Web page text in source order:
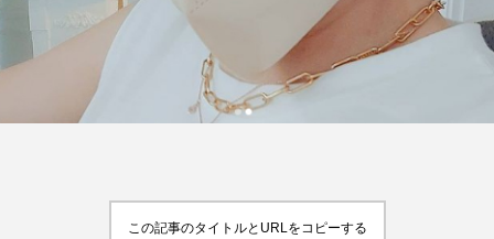
B2B ChatGPT
Instagram SaaS SNS
TikTok アスタキサンチン
アンチエイジング アンチソリチュード
この記事のタイトルとURLをコピーする